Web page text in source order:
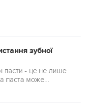
і статки олі...
зубної
пасти - це не лише
паста може
функій і може